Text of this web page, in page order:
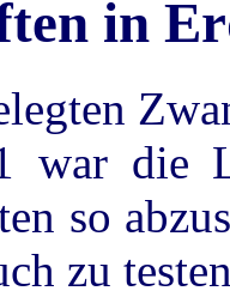
in
war die
so
zu